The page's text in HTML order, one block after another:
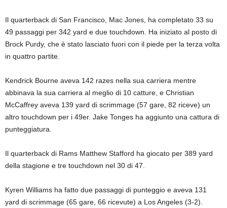
Il quarterback di San Francisco, Mac Jones, ha completato 33 su
49 passaggi per 342 yard e due touchdown. Ha iniziato al posto di
Brock Purdy, che è stato lasciato fuori con il piede per la terza volta
in quattro partite.
Kendrick Bourne aveva 142 razes nella sua carriera mentre
abbinava la sua carriera al meglio di 10 catture, e Christian
McCaffrey aveva 139 yard di scrimmage (57 gare, 82 riceve) un
altro touchdown per i 49er. Jake Tonges ha aggiunto una cattura di
punteggiatura.
Il quarterback di Rams Matthew Stafford ha giocato per 389 yard
della stagione e tre touchdown nel 30 di 47.
Kyren Williams ha fatto due passaggi di punteggio e aveva 131
yard di scrimmage (65 gare, 66 ricevute) a Los Angeles (3-2).